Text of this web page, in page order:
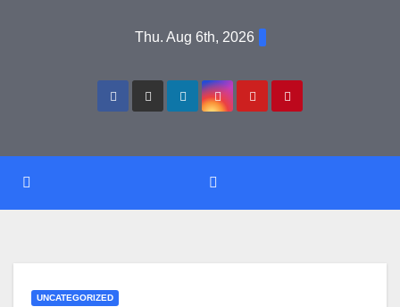
Thu. Aug 6th, 2026
UNCATEGORIZED